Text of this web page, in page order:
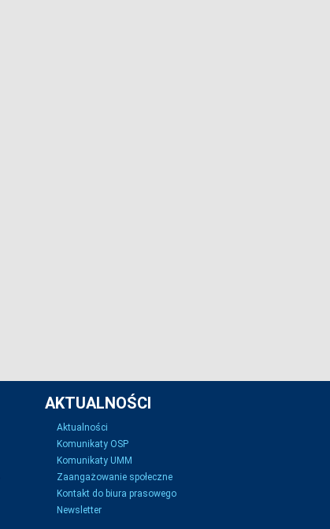
AKTUALNOŚCI
Aktualności
Komunikaty OSP
Komunikaty UMM
Zaangażowanie społeczne
Kontakt do biura prasowego
Newsletter